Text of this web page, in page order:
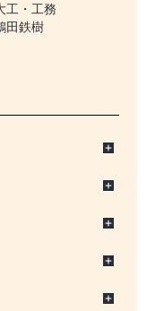
工・工務
田鉄樹